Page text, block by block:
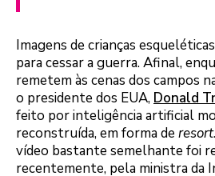
Imagens de crianças
para cessar a guerra. Afinal,
remetem às cenas dos campos
o presidente dos EUA, Donald
feito por inteligência artificial
reconstruída, em forma de resort
vídeo bastante semelhante foi
recentemente, pela ministra da